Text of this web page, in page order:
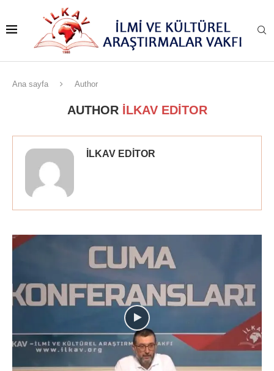
Ana sayfa Author
AUTHOR İLKAV EDITOR
İLKAV EDITOR